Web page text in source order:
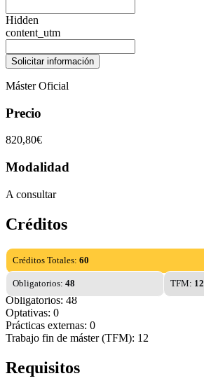
Hidden
content_utm
Máster Oficial
Precio
820,80€
Modalidad
A consultar
Créditos
Créditos Totales: 60
Obligatorios: 48 TFM: 12
Obligatorios: 48
Optativas: 0
Prácticas externas: 0
Trabajo fin de máster (TFM): 12
Requisitos